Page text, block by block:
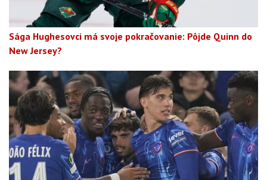
Sága Hughesovci má svoje pokračovanie: Pôjde Quinn do
New Jersey?